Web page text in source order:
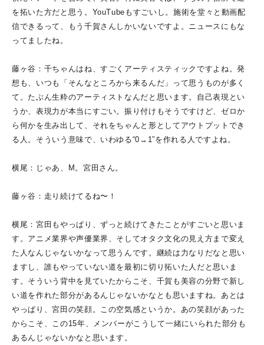
を拓いた方だと思う。YouTubeもすごいし。施術を堂々と動画配
信できるって、もう千賀さんしかいないですよ。ニュースにもな
ってましたね。
藤ヶ谷：千ちゃんはね、すごくアーティスティックですよね。発
想も、いつも「そんなところから来るんだ」って思うものが多く
て。たぶん生粋のアーティストなんだと思います。自己表現とい
うか、表現力が本当にすごい。振り付けもそうですけど、ゼロか
ら何かを生み出して、それをちゃんと形としてアウトプットでき
る人。そういう意味で、いわゆる“0→1”を作れる人ですよね。
横尾：じゃあ、M。宮田さん。
藤ヶ谷：走り続けてるね〜！
横尾：宮田もやっぱり、ずっと続けてきたことがすごいと思いま
す。アニメ業界や声優業界、そしてオタク文化の見え方まで変え
た人なんじゃないかなって思うんです。継続は力なりだなと思い
ますし、誰もやっていない道を最初に切り拓いた人だと思いま
す。そういう背中を見ていたからこそ、千賀も美容の分野で新し
い道を作れた部分があるんじゃないかなとも思いますね。あとは
やっぱり、宮田の笑顔。この空気感というか。あの笑顔があった
からこそ、この15年、メンバーがこうして一緒にいられた部分も
あるんじゃないかなと思います。